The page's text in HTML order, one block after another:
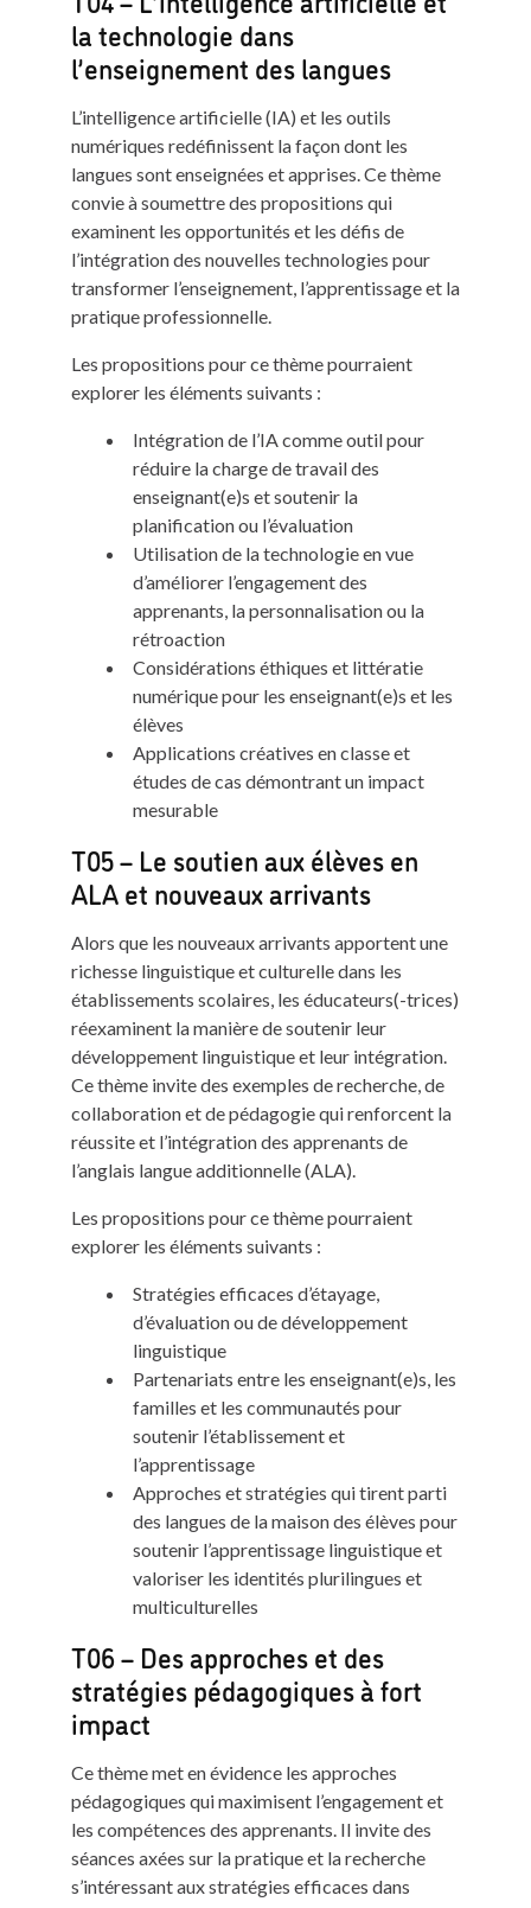
la technologie dans
l’enseignement des langues
L’intelligence artificielle (IA) et les outils
numériques redéfinissent la façon dont les
langues sont enseignées et apprises. Ce thème
convie à soumettre des propositions qui
examinent les opportunités et les défis de
l’intégration des nouvelles technologies pour
transformer l’enseignement, l’apprentissage et la
pratique professionnelle.
Les propositions pour ce thème pourraient
explorer les éléments suivants :
Intégration de l’IA comme outil pour
réduire la charge de travail des
enseignant(e)s et soutenir la
planification ou l’évaluation
Utilisation de la technologie en vue
d’améliorer l’engagement des
apprenants, la personnalisation ou la
rétroaction
Considérations éthiques et littératie
numérique pour les enseignant(e)s et les
élèves
Applications créatives en classe et
études de cas démontrant un impact
mesurable
T05 – Le soutien aux élèves en
ALA et nouveaux arrivants
Alors que les nouveaux arrivants apportent une
richesse linguistique et culturelle dans les
établissements scolaires, les éducateurs(-trices)
réexaminent la manière de soutenir leur
développement linguistique et leur intégration.
Ce thème invite des exemples de recherche, de
collaboration et de pédagogie qui renforcent la
réussite et l’intégration des apprenants de
l’anglais langue additionnelle (ALA).
Les propositions pour ce thème pourraient
explorer les éléments suivants :
Stratégies efficaces d’étayage,
d’évaluation ou de développement
linguistique
Partenariats entre les enseignant(e)s, les
familles et les communautés pour
soutenir l’établissement et
l’apprentissage
Approches et stratégies qui tirent parti
des langues de la maison des élèves pour
soutenir l’apprentissage linguistique et
valoriser les identités plurilingues et
multiculturelles
T06 – Des approches et des
stratégies pédagogiques à fort
impact
Ce thème met en évidence les approches
pédagogiques qui maximisent l’engagement et
les compétences des apprenants. Il invite des
séances axées sur la pratique et la recherche
s’intéressant aux stratégies efficaces dans